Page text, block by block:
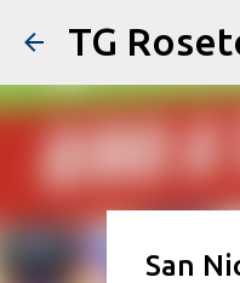
TG
San